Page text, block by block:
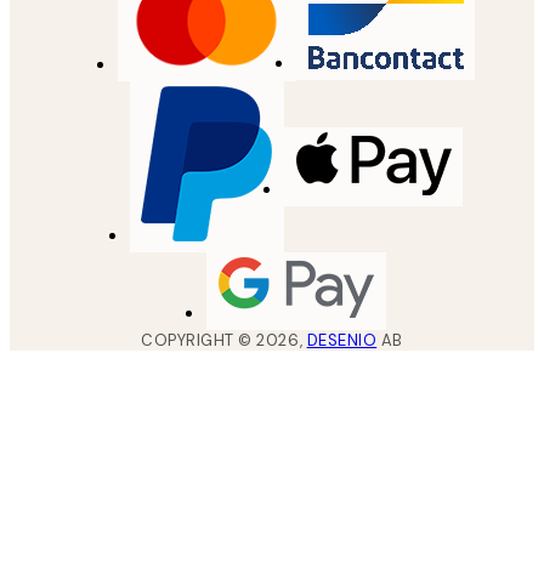
COPYRIGHT ©2026, DESENIO AB